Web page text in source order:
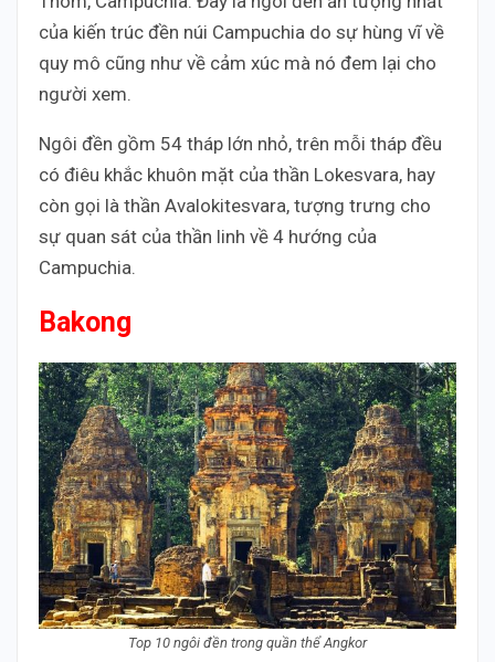
của kiến trúc đền núi Campuchia do sự hùng vĩ về
quy mô cũng như về cảm xúc mà nó đem lại cho
người xem.
Ngôi đền gồm 54 tháp lớn nhỏ, trên mỗi tháp đều
có điêu khắc khuôn mặt của thần Lokesvara, hay
còn gọi là thần Avalokitesvara, tượng trưng cho
sự quan sát của thần linh về 4 hướng của
Campuchia.
Bakong
Top 10 ngôi đền trong quần thể Angkor